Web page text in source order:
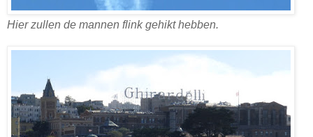
Hier zullen de mannen flink gehikt hebben.